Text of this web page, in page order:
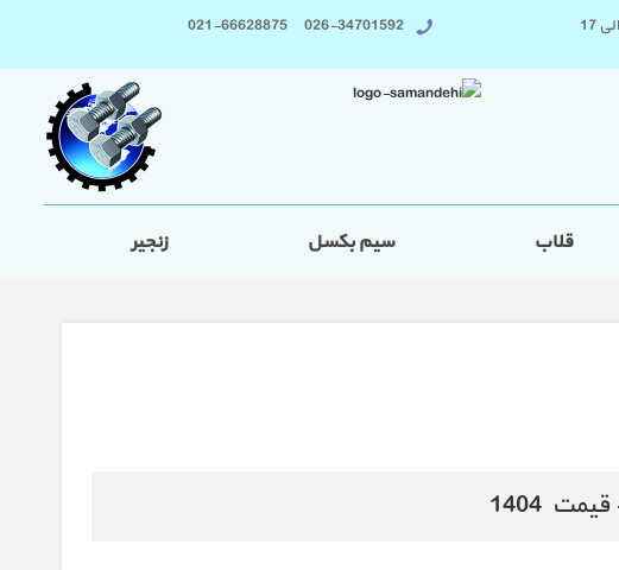
026-34701592 021-66628875
قلاب سیم بکسل زنجیر
1404